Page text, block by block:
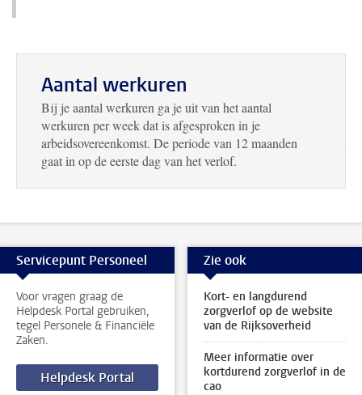
Aantal werkuren
Bij je aantal werkuren ga je uit van het aantal
werkuren per week dat is afgesproken in je
arbeidsovereenkomst. De periode van 12 maanden
gaat in op de eerste dag van het verlof.
Servicepunt Personeel
Voor vragen graag de
Helpdesk Portal gebruiken,
tegel Personele & Financiële
Zaken.
Helpdesk Portal
Zie ook
Kort- en langdurend
zorgverlof op de website
van de Rijksoverheid
Meer informatie over
kortdurend zorgverlof in de
cao